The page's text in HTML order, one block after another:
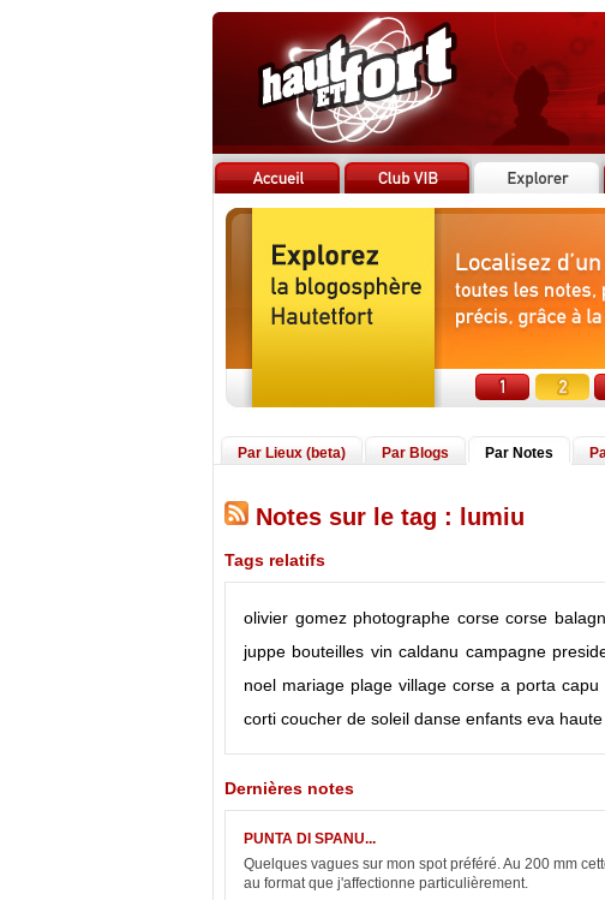
Par Lieux (beta) Par Blogs Par Notes
Notes sur le tag : lumiu
Tags relatifs
olivier gomez photographe corse corse
juppe bouteilles vin caldanu campagne
noel mariage plage village corse a porta capu
corti coucher de soleil danse enfants eva
Dernières notes
PUNTA DI SPANU...
Quelques vagues sur mon spot préféré. Au 200 mm
au format que j'affectionne particulièrement.